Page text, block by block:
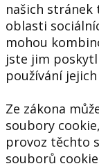
našich
oblasti
mohou
jste jim
používání
Ze zákona
soubory
provoz těchto
souborů